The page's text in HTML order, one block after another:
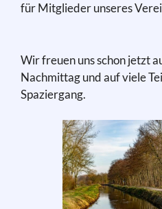
für Mitglieder unseres
Wir freuen uns schon jetzt
Nachmittag und auf viele
Spaziergang.